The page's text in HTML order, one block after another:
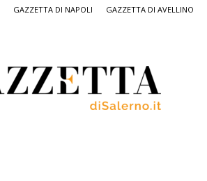
GAZZETTA DI NAPOLI GAZZETTA DI AVELLINO
Salerno,
il
quotidiano